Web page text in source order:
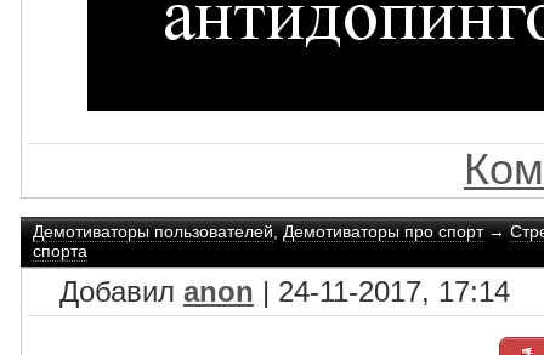
Демотиваторы пользователей,Демотиваторы про спорт→
спорта
Добавил anon | 24-11-2017, 17:14